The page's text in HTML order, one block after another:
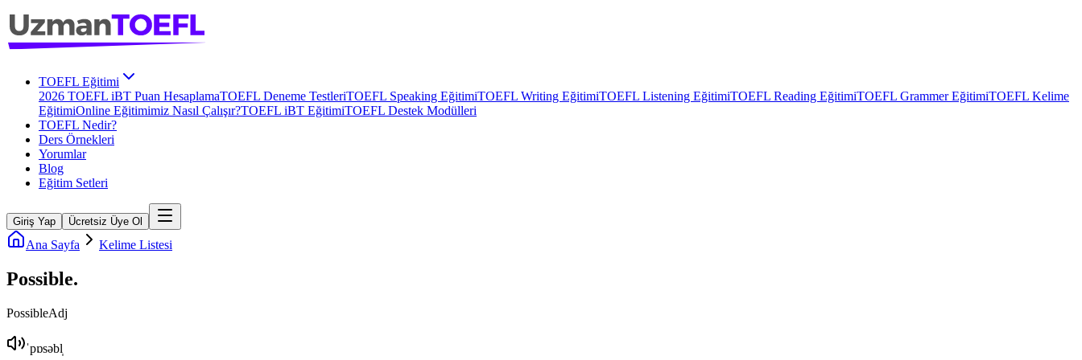
TOEFL Eğitimi
2026 TOEFL iBT Puan HesaplamaTOEFL Deneme TestleriTOEFL Speaking EğitimiTOEFL Writing EğitimiTOEFL Listening EğitimiTOEFL Reading EğitimiTOEFL Grammer EğitimiTOEFL Kelime
EğitimiOnline Eğitimimiz Nasıl Çalışır?TOEFL iBT EğitimiTOEFL Destek Modülleri
TOEFL Nedir?
Ders Örnekleri
Yorumlar
Blog
Eğitim Setleri
Giriş Yap Ücretsiz Üye Ol
Ana Sayfa Kelime Listesi
Possible.
PossibleAdj
ˈpɒsəbl̩